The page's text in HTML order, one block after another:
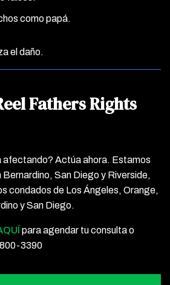
como papá.
el daño.
Fathers Rights
afectando? Actúa ahora. Estamos
Bernardino, San Diego y Riverside,
condados de Los Ángeles, Orange,
y San Diego.
para agendar tu consulta o
3390